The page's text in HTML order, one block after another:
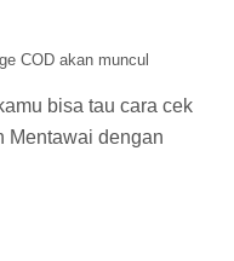
COD akan muncul
bisa tau cara cek
Mentawai dengan